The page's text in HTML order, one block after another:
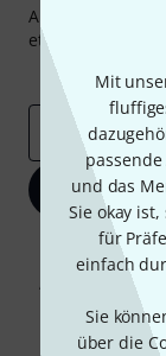
Mit
und das
Sie okay
für
einfach
Sie
über die
Abonniere den
etwas Glück
E-Mail-Adresse
Mit Klick auf
Werbung und
Abmeldung ist